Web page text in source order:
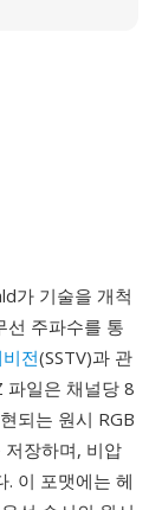
가 기술을 개척
선 주파수를 통
전(SSTV)과 관
파일은 채널당 8
되는 원시 RGB
장하며, 비압
이 포맷에는 헤